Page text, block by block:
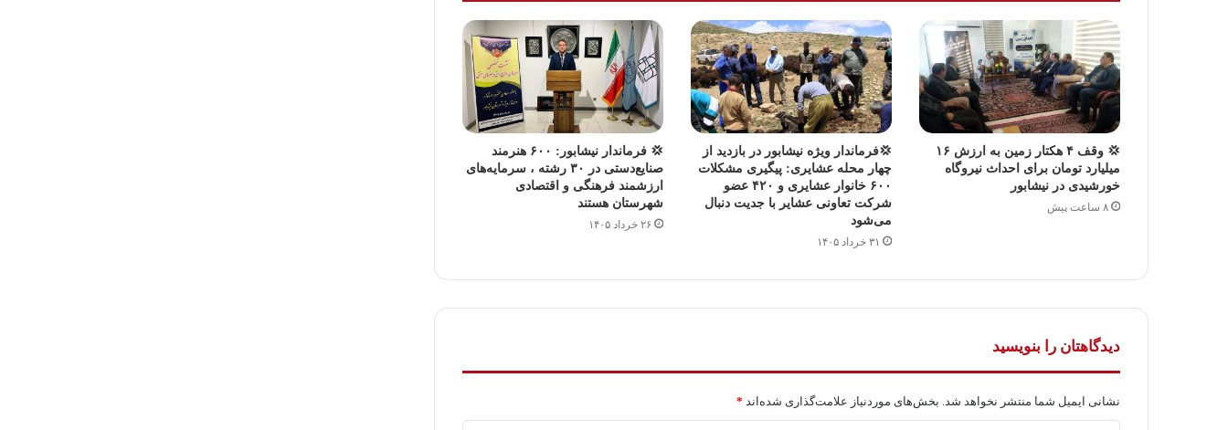
💢 وقف ۴ هکتار زمین به ارزش ۱۶
میلیارد تومان برای احداث نیروگاه
خورشیدی در نیشابور
۸ ساعت پیش
💢فرماندار ویژه نیشابور در بازدید از
چهار محله عشایری: پیگیری مشکلات
۶۰۰ خانوار عشایری و ۴۲۰ عضو
شرکت تعاونی عشایر با جدیت دنبال
می‌شود
۳۱ خرداد ۱۴۰۵
💢 فرماندار نیشابور: ۶۰۰ هنرمند
صنایع‌دستی در ۳۰ رشته ، سرمایه‌های
ارزشمند فرهنگی و اقتصادی
شهرستان هستند
۲۶ خرداد ۱۴۰۵
دیدگاهتان را بنویسید
نشانی ایمیل شما منتشر نخواهد شد. بخش‌های موردنیاز علامت‌گذاری شده‌اند *